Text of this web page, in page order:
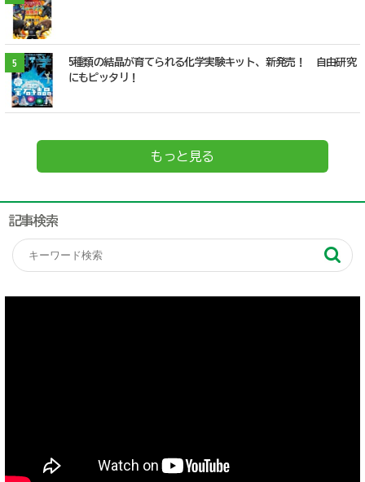
5
5種類の結晶が育てられる化学実験キット、新発売！ 自由研究
にもピッタリ！
もっと見る
記事検索